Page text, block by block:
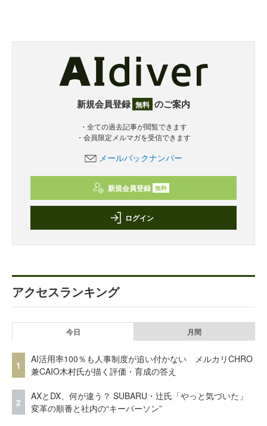
新規会員登録 無料 のご案内
・全ての過去記事が閲覧できます
・会員限定メルマガを受信できます
メールバックナンバー
新規会員登録 無料
ログイン
アクセスランキング
今日 月間
1
AI活用率100％も人事制度が追い付かない メルカリCHRO
兼CAIO木村氏が描く評価・育成の答え
2
AXとDX、何が違う？ SUBARU・辻氏「やっと気づいた」
変革の順番と社内の“キーパーソン”